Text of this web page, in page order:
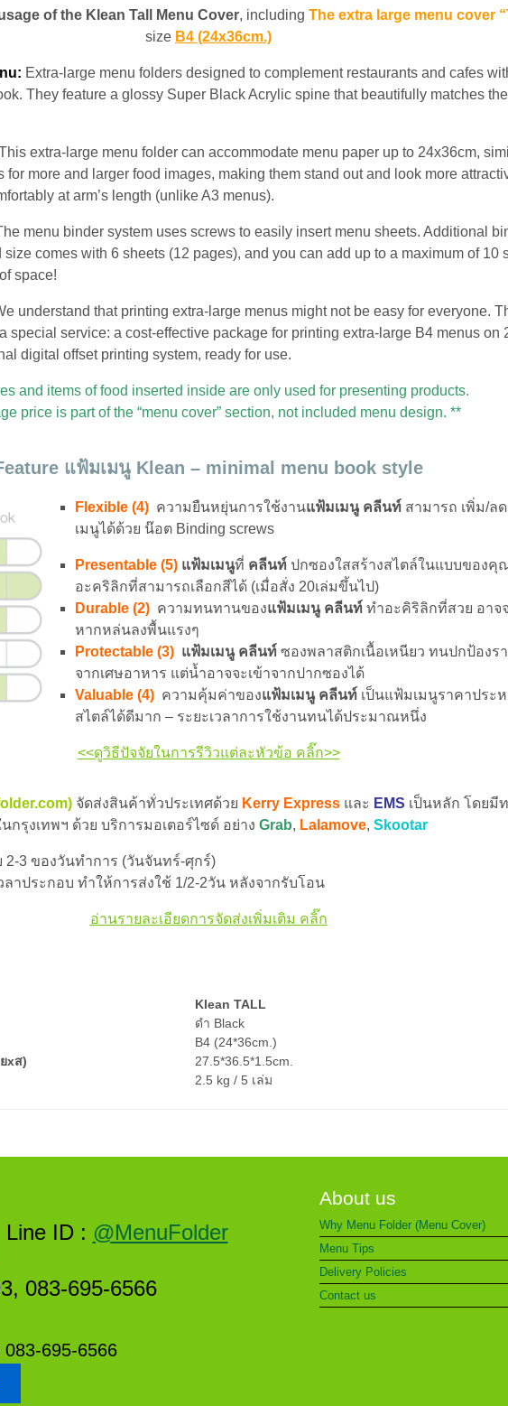
of the Klean Tall Menu Cover, including The extra large menu cover
size B4 (24x36cm.)
Extra-large menu folders designed to complement restaurants and cafes
They feature a glossy Super Black Acrylic spine that beautifully matches
extra-large menu folder can accommodate menu paper up to 24x36cm,
more and larger food images, making them stand out and look more
at arm’s length (unlike A3 menus).
menu binder system uses screws to easily insert menu sheets. Additional
comes with 6 sheets (12 pages), and you can add up to a maximum of 10
space!
understand that printing extra-large menus might not be easy for everyone.
special service: a cost-effective package for printing extra-large B4 menus on
digital offset printing system, ready for use.
and items of food inserted inside are only used for presenting products.
price is part of the “menu cover” section, not included menu design. **
แฟ้มเมนู Klean – minimal menu book style
Flexible (4) ความยืนหยุ่นการใช้งานแฟ้มเมนู คลีนท์ สามารถ เพิ่ม/ล
เมนูได้ด้วย น๊อต Binding screws
Presentable (5) แฟ้มเมนูที่ คลีนท์ ปกซองใสสร้างสไตล์ในแบบของ
อะคริลิกที่สามารถเลือกสีได้ (เมื่อสั่ง 20เล่มขึ้นไป)
Durable (2) ความทนทานของแฟ้มเมนู คลีนท์ ทำอะคิริลิกที่สวย อาจ
หากหล่นลงพื้นแรงๆ
Protectable (3) แฟ้มเมนู คลีนท์ ซองพลาสติกเนื้อเหนียว ทนปกป้องร
จากเศษอาหาร แต่น้ำอาจจะเข้าจากปากซองได้
Valuable (4) ความคุ้มค่าของแฟ้มเมนู คลีนท์ เป็นแฟ้มเมนูราคาประ
สไตล์ได้ดีมาก – ระยะเวลาการใช้งานทนได้ประมาณหนึ่ง
<<ดูวิธีปัจจัยในการรีวิวแต่ละหัวข้อ คลิ๊ก>>
จัดส่งสินค้าทั่วประเทศด้วย Kerry Express และ EMS เป็นหลัก โดยมี
กรุงเทพฯ ด้วย บริการมอเตอร์ไซด์ อย่าง Grab, Lalamove, Skootar
2-3 ของวันทำการ (วันจันทร์-ศุกร์)
ลาประกอบ ทำให้การส่งใช้ 1/2-2วัน หลังจากรับโอน
อ่านรายละเอียดการจัดส่งเพิ่มเติม คลิ๊ก
Klean TALL
ดำ Black
B4 (24*36cm.)
xส)
27.5*36.5*1.5cm.
2.5 kg / 5 เล่ม
Line ID : @MenuFolder
083-695-6566
695-6566
About us
Why Menu Folder (Menu Cover)
Menu Tips
Delivery Policies
Contact us